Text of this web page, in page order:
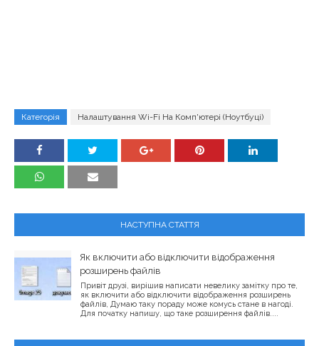
Категорія Налаштування Wi-Fi На Комп'ютері (ноутбуці)
НАСТУПНА СТАТТЯ
Як включити або відключити відображення
розширень файлів
Привіт друзі, вирішив написати невелику замітку про те,
як включити або відключити відображення розширень
файлів, Думаю таку пораду може комусь стане в нагоді.
Для початку напишу, що таке розширення файлів....